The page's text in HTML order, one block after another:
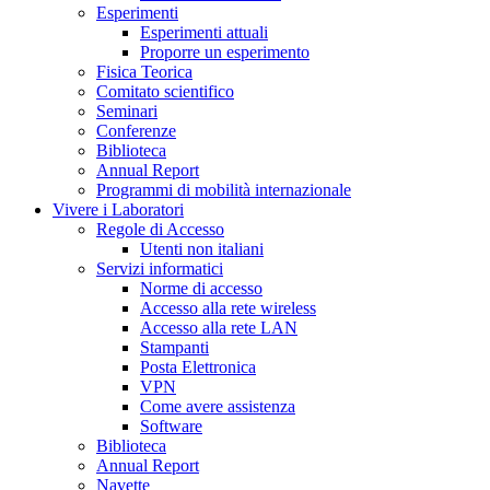
Esperimenti
Esperimenti attuali
Proporre un esperimento
Fisica Teorica
Comitato scientifico
Seminari
Conferenze
Biblioteca
Annual Report
Programmi di mobilità internazionale
Vivere i Laboratori
Regole di Accesso
Utenti non italiani
Servizi informatici
Norme di accesso
Accesso alla rete wireless
Accesso alla rete LAN
Stampanti
Posta Elettronica
VPN
Come avere assistenza
Software
Biblioteca
Annual Report
Navette